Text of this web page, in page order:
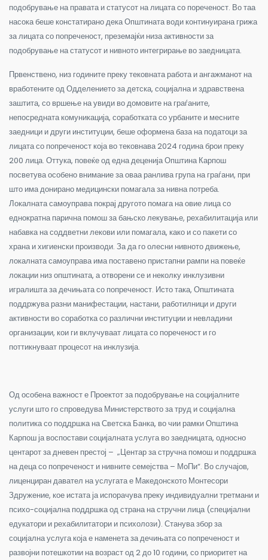
подобрување на правата и статусот на лицата со пореченост. Во таа
насока беше констатирано дека Општината води континуирана грижа
за лицата со попреченост, преземајќи низа активности за
подобрување на статусот и нивното интегрирање во заедницата.
Првенствено, низ годините преку тековната работа и ангажманот на
вработените од Одделението за детска, социјална и здравствена
заштита, со вршење на увиди во домовите на граѓаните,
непосредната комуникација, соработката со урбаните и месните
заедници и други институции, беше оформена база на податоци за
лицата со попреченост која во тековнава 2024 година брои преку
200 лица. Оттука, повеќе од една деценија Општина Карпош
посветува особено внимание за оваа ранлива група на граѓани, при
што има донирано медицински помагала за нивна потреба.
Локалната самоуправа покрај другото помага на овие лица со
еднократна парична помош за бањско лекување, рехабилитација или
набавка на соддветни лекови или помагала, како и со пакети со
храна и хигиенски производи. За да го олесни нивното движење,
локалната самоуправа има поставено пристапни рампи на повеќе
локации низ општината, а отворени се и неколку инклузивни
игралишта за дечињата со попреченост. Исто така, Општината
поддржува разни манифестации, настани, работилници и други
активности во соработка со различни институции и невладини
организации, кои ги вклучуваат лицата со пореченост и го
поттикнуваат процесот на инклузија.
Од особена важност е Проектот за подобрување на социјалните
услуги што го спроведува Министерството за труд и социјална
политика со поддршка на Светска Банка, во чии рамки Општина
Карпош ја воспостави социјалната услуга во заедницата, односно
центарот за дневен престој – „Центар за стручна помош и поддршка
на деца со попреченост и нивните семејства – МоПи“. Во случајов,
лиценциран давател на услугата е Македонското Монтесори
Здружение, кое истата ја испорачува преку индивидуални третмани и
психо-социјална поддршка од страна на стручни лица (специјални
едукатори и рехабилитатори и психолози). Станува збор за
социјална услуга која е наменета за дечињата со попреченост и
развојни потешкотии на возраст од 2 до 10 години, со приоритет на